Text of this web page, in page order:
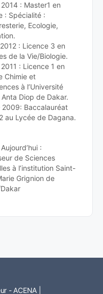
: Master1 en
: Spécialité :
Ecologie,
: Licence 3 en
de la Vie/Biologie.
: Licence 1 en
Chimie et
à l’Université
Anta Diop de Dakar.
2009: Baccalauréat
au Lycée de Dagana.
:
de Sciences
à l’institution Saint-
Grignion de
- ACENA |